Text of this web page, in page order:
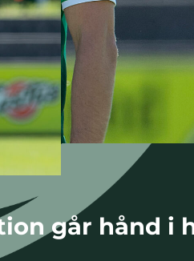
går hånd i